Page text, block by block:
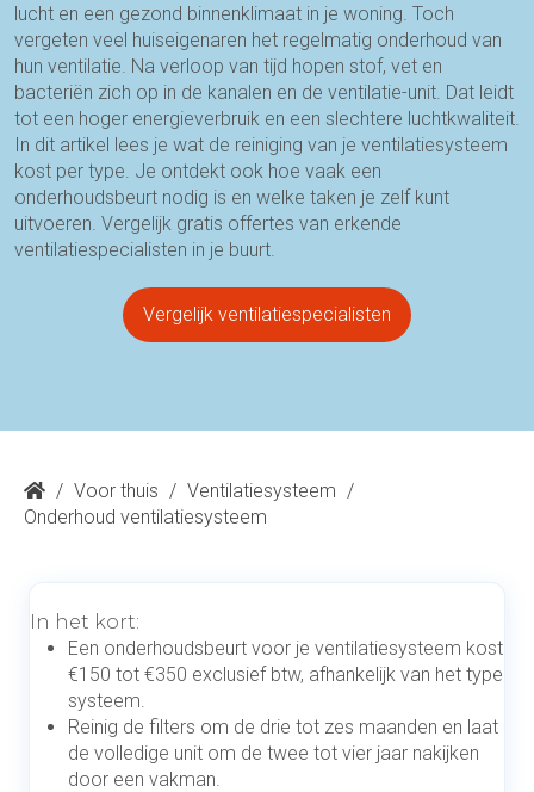
lucht en een gezond binnenklimaat in je woning. Toch
vergeten veel huiseigenaren het regelmatig onderhoud van
hun ventilatie. Na verloop van tijd hopen stof, vet en
bacteriën zich op in de kanalen en de ventilatie-unit. Dat leidt
tot een hoger energieverbruik en een slechtere luchtkwaliteit.
In dit artikel lees je wat de reiniging van je ventilatiesysteem
kost per type. Je ontdekt ook hoe vaak een
onderhoudsbeurt nodig is en welke taken je zelf kunt
uitvoeren. Vergelijk gratis offertes van erkende
ventilatiespecialisten in je buurt.
Vergelijk ventilatiespecialisten
/ Voor thuis / Ventilatiesysteem /
Onderhoud ventilatiesysteem
In het kort:
Een onderhoudsbeurt voor je ventilatiesysteem kost
€150 tot €350 exclusief btw, afhankelijk van het type
systeem.
Reinig de filters om de drie tot zes maanden en laat
de volledige unit om de twee tot vier jaar nakijken
door een vakman.